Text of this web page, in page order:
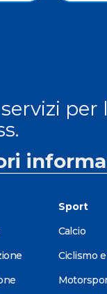
per
Sport
Calcio
Ciclismo